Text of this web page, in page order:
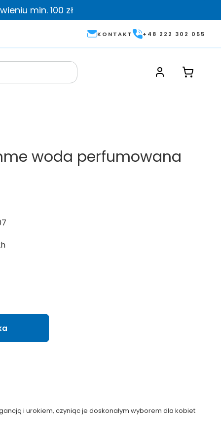
min. 100 zł
KONTAKT +48 222 302 055
woda perfumowana
i urokiem, czyniąc je doskonałym wyborem dla kobiet